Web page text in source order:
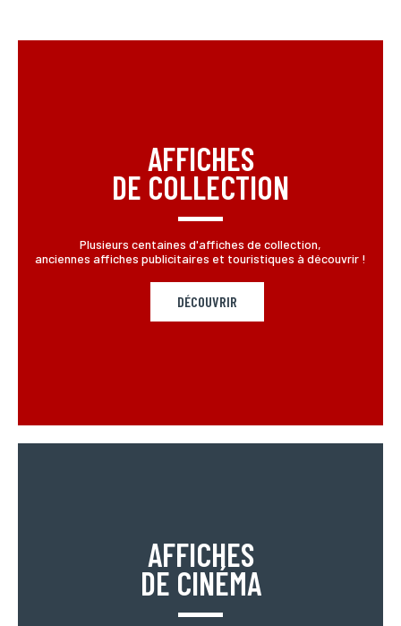
AFFICHES
DE COLLECTION
Plusieurs centaines d'affiches de collection,
anciennes affiches publicitaires et touristiques à découvrir !
DÉCOUVRIR
AFFICHES
DE CINÉMA